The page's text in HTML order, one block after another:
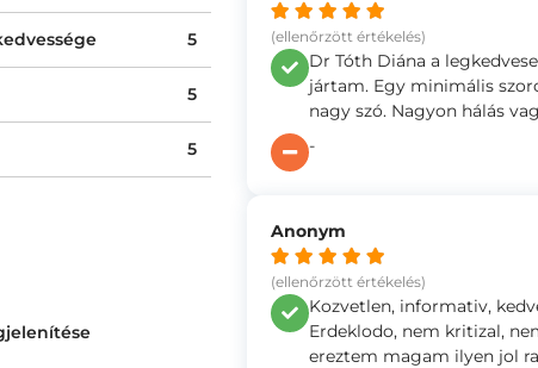
5
5
5
(ellenőrzött értékelés)
Dr Tóth Diána a
jártam. Egy minimális
nagy szó. Nagyon hálás
-
Anonym
(ellenőrzött értékelés)
Kozvetlen, informativ,
Erdeklodo, nem kritizal,
ereztem magam ilyen jol